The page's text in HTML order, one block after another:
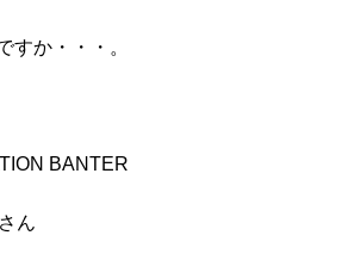
すか・・・。
BANTER
ん